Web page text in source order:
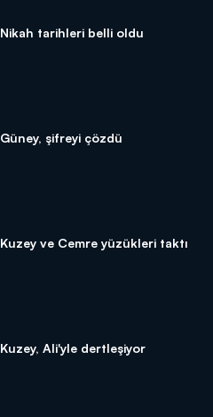
Nikah tarihleri belli oldu
Güney, şifreyi çözdü
Kuzey ve Cemre yüzükleri taktı
Kuzey, Ali'yle dertleşiyor